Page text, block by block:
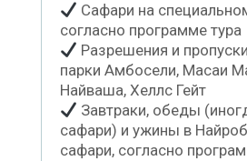
Сафари на
согласно программе тура
Разрешения и
парки Амбосели, Масаи
Найваша, Хеллс Гейт
Завтраки, обеды
сафари) и ужины в
сафари, согласно